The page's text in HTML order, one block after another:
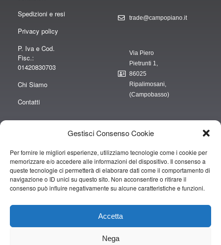
Gestisci Consenso Cookie
Per fornire le migliori esperienze, utilizziamo tecnologie come i cookie per
memorizzare e/o accedere alle informazioni del dispositivo. Il consenso a
queste tecnologie ci permetterà di elaborare dati come il comportamento di
navigazione o ID unici su questo sito. Non acconsentire o ritirare il
consenso può influire negativamente su alcune caratteristiche e funzioni.
Accetta
Nega
Spedizioni e resi
Privacy policy
P. Iva e Cod.
Fisc.:
01420830703
Chi Siamo
Contatti
trade@campopiano.it
Via Piero
Pietrunti 1,
86025
Ripalimosani,
(Campobasso)
“obblighi informativi per le erogazioni pubbliche: gli aiuti di Stato e gli aiuti de
minimis ricevuti dalla nostra impresa sono contenuti nel Registro nazionale
degli aiuti di Stato di cui all’art. 52 della L. 234/2012” e consultabili al seguente
link
https://www.rna.gov.it/RegistroNazionaleTrasparenza/faces/pages/
Copyright © 2019 CAMPOPIANO S.A.S. DI CAMPOPIANO MARIO & C.